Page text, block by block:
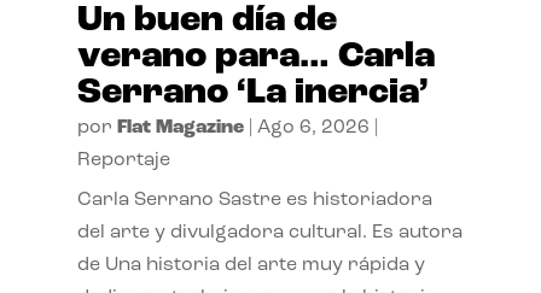
Un buen día de
verano para… Carla
Serrano ‘La inercia’
por Flat Magazine| Ago 6, 2026
Reportaje
Carla Serrano Sastre es historiadora
del arte y divulgadora cultural. Es autora
de Una historia del arte muy rápida y